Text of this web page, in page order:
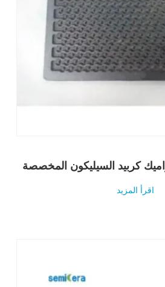
كربيد السيليكون المخصصة
اقرأ المزيد